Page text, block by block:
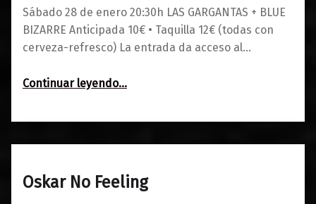
Sábado 28 de enero 20:30h LAS GARGANTAS + BLUE
BIZARRE Anticipada 10€ • Taquilla 12€ (todas con
cerveza-refresco) La entrada da acceso al…
Continuar leyendo…
Oskar No Feeling
16/01/2023
0Maravillas